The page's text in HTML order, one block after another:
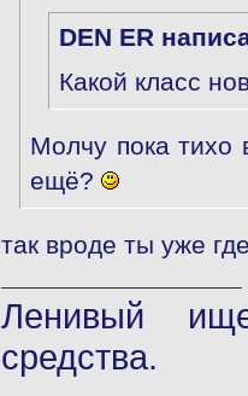
DEN ER
Какой класс
Молчу пока
ещё?
так вроде ты уже
Ленивый
средства.